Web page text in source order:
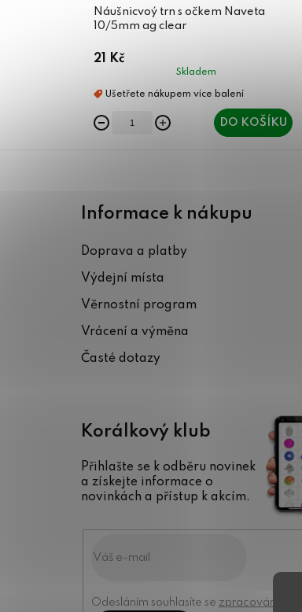
Náušnicvoý trn s očkem Naveta
10/5mm ag clear
21 Kč
Skladem
DO KOŠÍKU
Informace k nákupu
Doprava a platby
Výdejní místa
Věrnostní program
Vrácení a výměna
Časté dotazy
Korálkový klub
Přihlašte se k odběru novinek
a získejte informace o
novinkách a přístup k akcím.
Odesláním souhlasíte se zpracováním